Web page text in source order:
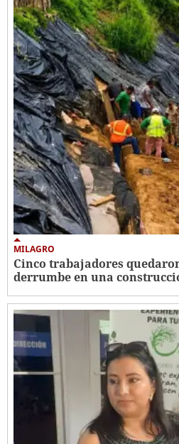
MILAGRO
Cinco trabajadores
derrumbe en una